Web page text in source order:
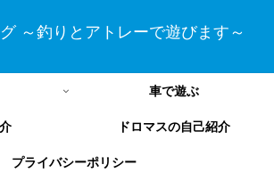
～釣りとアトレーで遊びます～
車で遊ぶ
ドロマスの自己紹介
プライバシーポリシー